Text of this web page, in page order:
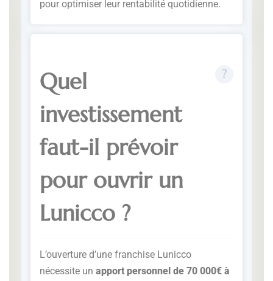
pour optimiser leur rentabilité quotidienne.
Quel
investissement
faut-il prévoir
pour ouvrir un
Lunicco ?
L’ouverture d’une franchise Lunicco
nécessite un apport personnel de 70 000€ à